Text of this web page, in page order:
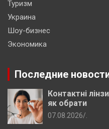
Туризм
Украина
Шоу-бизнес
Экономика
Последние
Контактні
як обрати
07.08.2026